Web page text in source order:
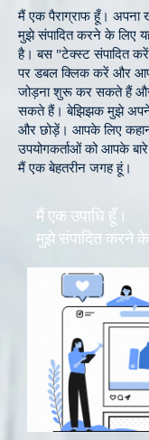
मैं एक पैराग्राफ हूँ।
मुझे संपादित करने के लिए
है। बस "टेक्स्ट संपादित
पर डबल क्लिक करें और
जोड़ना शुरू कर सकते हैं
सकते हैं। बेझिझक मुझे अपने
और छोड़ें। आपके लिए
उपयोगकर्ताओं को आपके
मैं एक बेहतरीन जगह हूं।
मैं एक उपाधि हूँ।
मुझे संपादित करने